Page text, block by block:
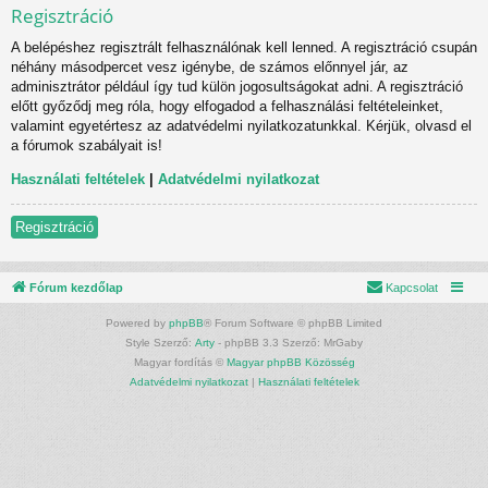
Regisztráció
A belépéshez regisztrált felhasználónak kell lenned. A regisztráció csupán
néhány másodpercet vesz igénybe, de számos előnnyel jár, az
adminisztrátor például így tud külön jogosultságokat adni. A regisztráció
előtt győződj meg róla, hogy elfogadod a felhasználási feltételeinket,
valamint egyetértesz az adatvédelmi nyilatkozatunkkal. Kérjük, olvasd el
a fórumok szabályait is!
Használati feltételek | Adatvédelmi nyilatkozat
Regisztráció
Fórum kezdőlap Kapcsolat
Powered by phpBB® Forum Software © phpBB Limited
Style Szerző: Arty - phpBB 3.3 Szerző: MrGaby
Magyar fordítás © Magyar phpBB Közösség
Adatvédelmi nyilatkozat| Használati feltételek